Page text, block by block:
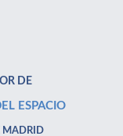
DE
ESPACIO
MADRID